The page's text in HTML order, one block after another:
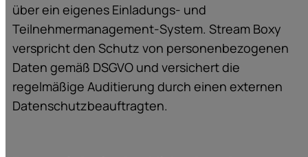
über ein eigenes Einladungs- und
Teilnehmermanagement-System. Stream Boxy
verspricht den Schutz von personenbezogenen
Daten gemäß DSGVO und versichert die
regelmäßige Auditierung durch einen externen
Datenschutzbeauftragten.